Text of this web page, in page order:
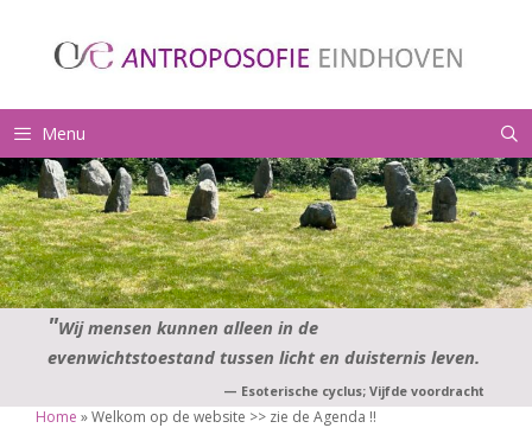
Menu
Wij mensen kunnen alleen in de
evenwichtstoestand tussen licht en duisternis leven.
— Esoterische cyclus; Vijfde voordracht
Home »Welkom op de website >> zie de Agenda !!